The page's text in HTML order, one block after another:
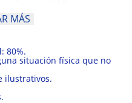
funcionalidad de
29 horas de
en su máxima
al agua, características
MÁS
80%.
situación física que no
ilustrativos.